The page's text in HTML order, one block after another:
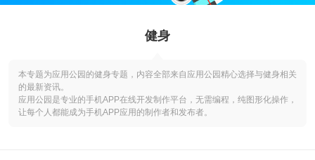
健身
本专题为应用公园的健身专题，内容全部来自应用公园精心选择与健身相关
的最新资讯。
应用公园是专业的手机APP在线开发制作平台，无需编程，纯图形化操作，
让每个人都能成为手机APP应用的制作者和发布者。